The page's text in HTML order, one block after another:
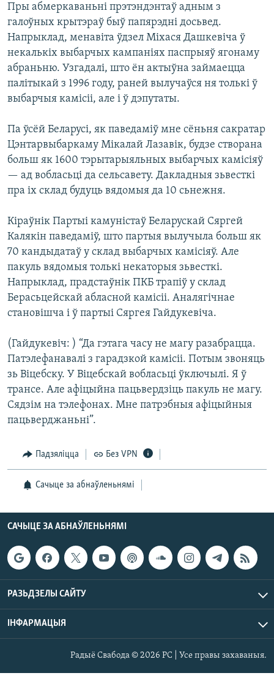
Пры абмеркаваньні прэтэндэнтаў адным з
галоўных крытэраў быў папярэдні досьвед.
Напрыклад, менавіта ўдзел Міхася Дашкевіча ў
некалькіх выбарчых кампаніях паспрыяў ягонаму
абраньню. Узгадалі, што ён актыўна займаецца
палітыкай з 1996 году, раней вылучаўся ня толькі ў
выбарчыя камісіі, але і ў дэпутаты.
Па ўсёй Беларусі, як паведаміў мне сёньня сакратар
Цэнтарвыбаркаму Мікалай Лазавік, будзе створана
больш як 1600 тэрытарыяльных выбарчых камісіяў
— ад вобласьці да сельсавету. Дакладныя зьвесткі
пра іх склад будуць вядомыя да 10 сьнежня.
Кіраўнік Партыі камуністаў Беларускай Сяргей
Калякін паведаміў, што партыя вылучыла больш як
70 кандыдатаў у склад выбарчых камісіяў. Але
пакуль вядомыя толькі некаторыя зьвесткі.
Напрыклад, прадстаўнік ПКБ трапіў у склад
Берасьцейскай абласной камісіі. Аналягічнае
становішча і ў партыі Сяргея Гайдукевіча.
(Гайдукевіч: ) “Да гэтага часу не магу разабрацца.
Патэлефанавалі з гарадзкой камісіі. Потым звоняць
зь Віцебску. У Віцебскай вобласьці ўключылі. Я ў
трансе. Але афіцыйна пацьвердзіць пакуль не магу.
Сядзім на тэлефонах. Мне патрэбныя афіцыйныя
пацьверджаньні”.
Падзяліцца Без VPN
Сачыце за абнаўленьнямі
САЧЫЦЕ ЗА АБНАЎЛЕНЬНЯМІ
РАЗЬДЗЕЛЫ САЙТУ
ІНФАРМАЦЫЯ
Радыё Свабода © 2026 РС | Усе правы захаваныя.